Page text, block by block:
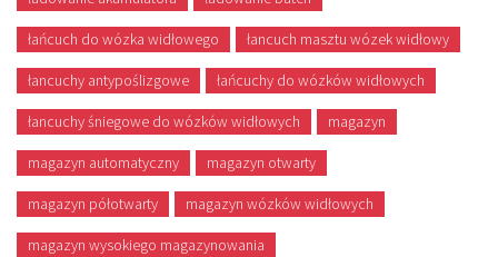
łańcuch do wózka widłowego łancuch masztu wózek widłowy
łancuchy antypoślizgowe łańcuchy do wózków widłowych
łancuchy śniegowe do wózków widłowych magazyn
magazyn automatyczny magazyn otwarty
magazyn półotwarty magazyn wózków widłowych
magazyn wysokiego magazynowania